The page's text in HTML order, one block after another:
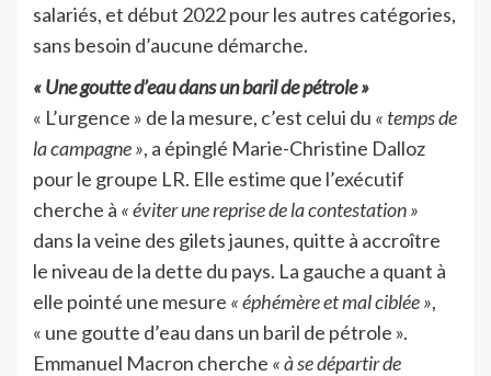
salariés, et début 2022 pour les autres catégories,
sans besoin d’aucune démarche.
« Une goutte d’eau dans un baril de pétrole »
« L’urgence » de la mesure, c’est celui du « temps de
la campagne », a épinglé Marie-Christine Dalloz
pour le groupe LR. Elle estime que l’exécutif
cherche à « éviter une reprise de la contestation »
dans la veine des gilets jaunes, quitte à accroître
le niveau de la dette du pays. La gauche a quant à
elle pointé une mesure « éphémère et mal ciblée »,
« une goutte d’eau dans un baril de pétrole ».
Emmanuel Macron cherche « à se départir de